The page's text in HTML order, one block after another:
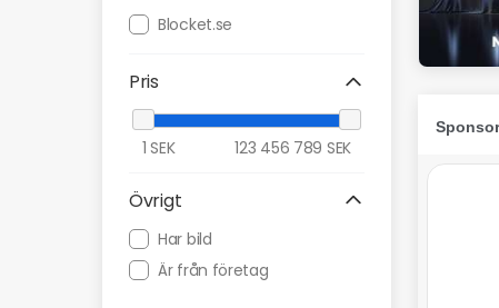
Blocket.se
Pris
1 SEK 123 456 789 SEK
Övrigt
Har bild
Är från företag